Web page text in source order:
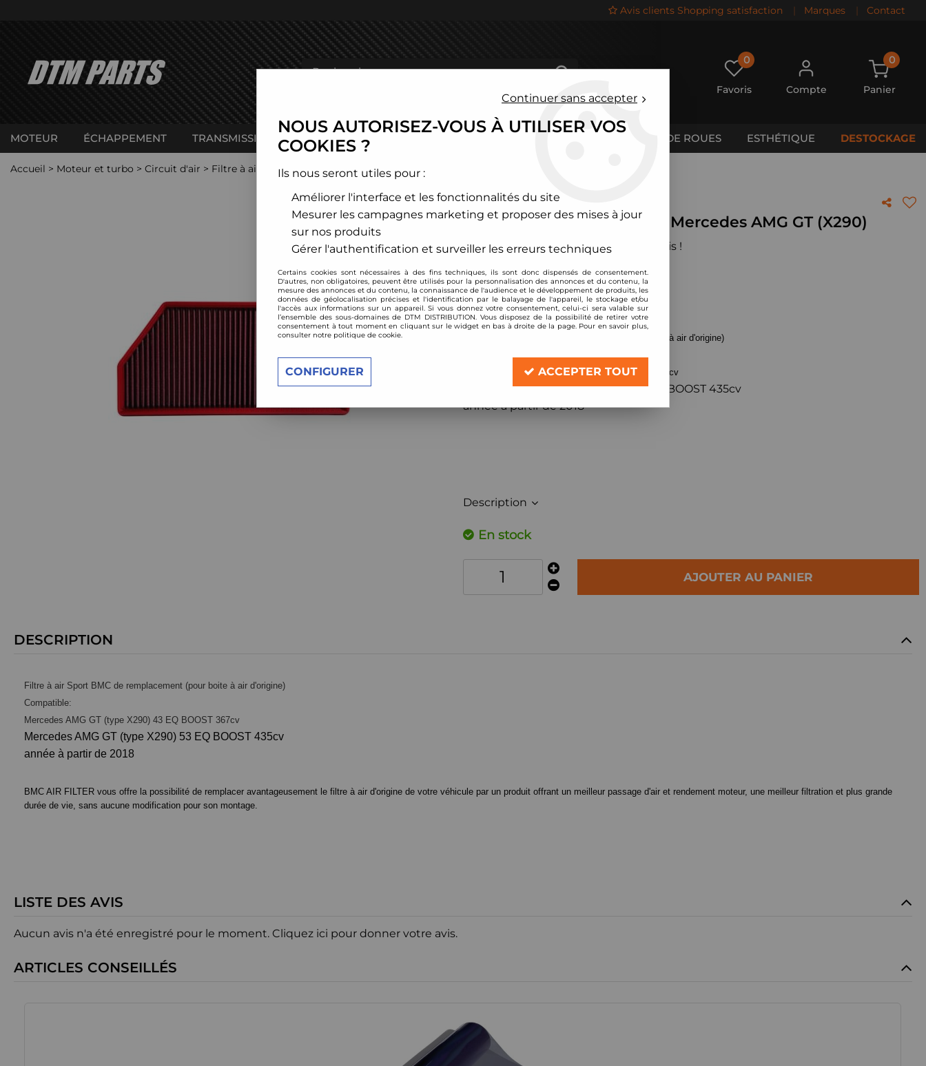
Avis clients Shopping satisfaction | Marques | Contact
0
Favoris Compte
0
Panier
MOTEUR ÉCHAPPEMENT TRANSMISSION CHÂSSIS CALES DE ROUES ESTHÉTIQUE DESTOCKAGE
Accueil > Moteur et turbo > Circuit d'air > Filtre à air sport > Mercedes >AMG GT >Filtre à air sport BMC pour Mercedes AMG GT (X290)
BMC
Filtre à air sport BMC pour Mercedes AMG GT (X290)
Soyez le premier à donner votre avis !
90,00 €TTC
Réf. :956/20__
Filtre à air Sport BMC de remplacement (pour boite à air d'origine)
Mercedes AMG GT (type X290) 43 EQ BOOST 367cv
Mercedes AMG GT (type X290) 53 EQ BOOST 435cv
année à partir de 2018
Description
En stock
AJOUTER AU PANIER
DESCRIPTION
Filtre à air Sport BMC de remplacement (pour boite à air d'origine)
Compatible:
Mercedes AMG GT (type X290) 43 EQ BOOST 367cv
Mercedes AMG GT (type X290) 53 EQ BOOST 435cv
année à partir de 2018
BMC AIR FILTER vous offre la possibilité de remplacer avantageusement le filtre à air d'origine de votre véhicule par un produit offrant un meilleur passage d'air et rendement moteur, une meilleur filtration et plus grande
durée de vie, sans aucune modification pour son montage.
LISTE DES AVIS
Aucun avis n'a été enregistré pour le moment. Cliquez ici pour donner votre avis.
ARTICLES CONSEILLÉS
Continuer sans accepter
NOUS AUTORISEZ-VOUS À UTILISER VOS
COOKIES ?
Ils nous seront utiles pour :
Améliorer l'interface et les fonctionnalités du site
Mesurer les campagnes marketing et proposer des mises à jour
sur nos produits
Gérer l'authentification et surveiller les erreurs techniques
Certains cookies sont nécessaires à des fins techniques, ils sont donc dispensés de consentement.
D'autres, non obligatoires, peuvent être utilisés pour la personnalisation des annonces et du contenu, la
mesure des annonces et du contenu, la connaissance de l'audience et le développement de produits, les
données de géolocalisation précises et l'identification par le balayage de l'appareil, le stockage et/ou
l'accès aux informations sur un appareil. Si vous donnez votre consentement, celui-ci sera valable sur
l’ensemble des sous-domaines de DTM DISTRIBUTION. Vous disposez de la possibilité de retirer votre
consentement à tout moment en cliquant sur le widget en bas à droite de la page. Pour en savoir plus,
consulter notre politique de cookie.
CONFIGURER ACCEPTER TOUT